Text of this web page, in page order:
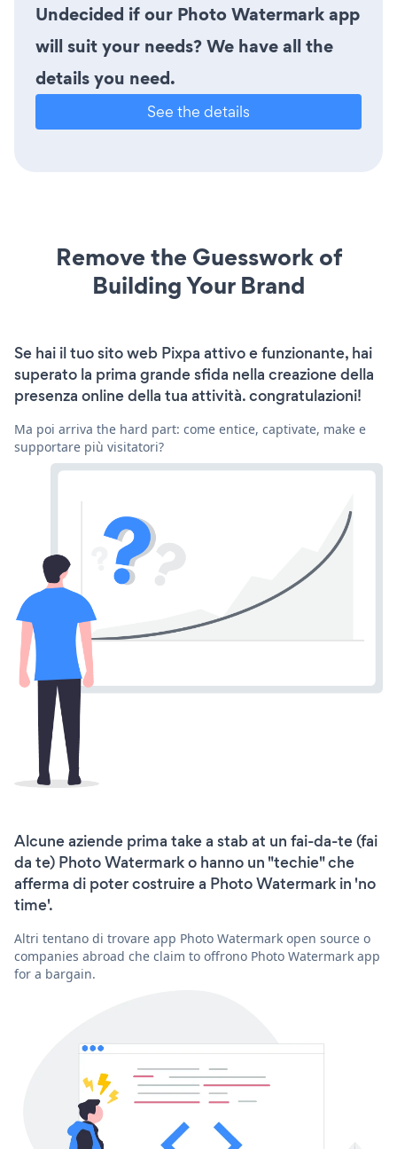
Undecided if our Photo Watermark app
will suit your needs? We have all the
details you need.
See the details
Remove the Guesswork of
Building Your Brand
Se hai il tuo sito web Pixpa attivo e funzionante, hai
superato la prima grande sfida nella creazione della
presenza online della tua attività. congratulazioni!
Ma poi arriva the hard part: come entice, captivate, make e
supportare più visitatori?
Alcune aziende prima take a stab at un fai-da-te (fai
da te) Photo Watermark o hanno un "techie" che
afferma di poter costruire a Photo Watermark in 'no
time'.
Altri tentano di trovare app Photo Watermark open source o
companies abroad che claim to offrono Photo Watermark app
for a bargain.